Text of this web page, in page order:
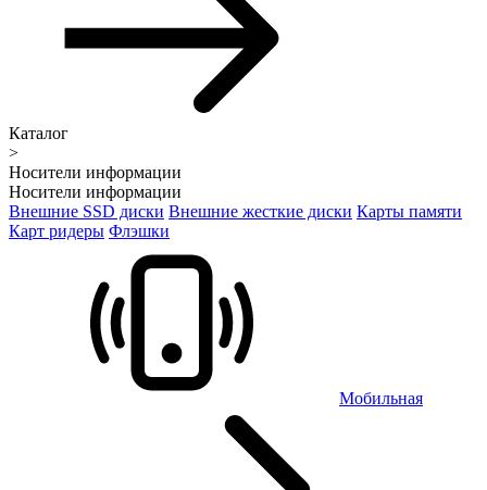
Каталог
>
Носители информации
Носители информации
Внешние SSD диски Внешние жесткие диски Карты памяти
Карт ридеры Флэшки
Мобильная